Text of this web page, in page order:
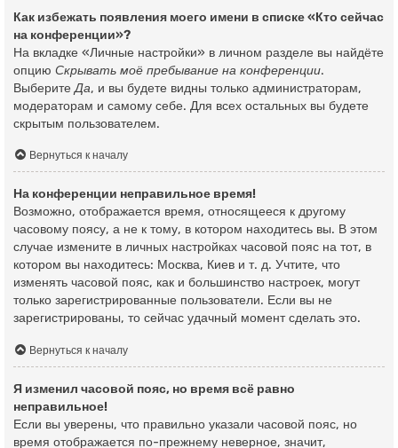
Как избежать появления моего имени в списке «Кто сейчас
на конференции»?
На вкладке «Личные настройки» в личном разделе вы найдёте
опцию Скрывать моё пребывание на конференции.
ВыберитеДа, и вы будете видны только администраторам,
модераторам и самому себе. Для всех остальных вы будете
скрытым пользователем.
Вернуться к началу
На конференции неправильное время!
Возможно, отображается время, относящееся к другому
часовому поясу, а не к тому, в котором находитесь вы. В этом
случае измените в личных настройках часовой пояс на тот, в
котором вы находитесь: Москва, Киев и т. д. Учтите, что
изменять часовой пояс, как и большинство настроек, могут
только зарегистрированные пользователи. Если вы не
зарегистрированы, то сейчас удачный момент сделать это.
Вернуться к началу
Я изменил часовой пояс, но время всё равно
неправильное!
Если вы уверены, что правильно указали часовой пояс, но
время отображается по-прежнему неверное, значит,